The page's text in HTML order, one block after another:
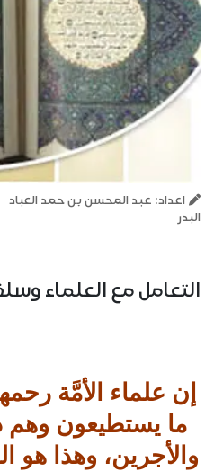
اعداد: عبد المحسن بن حمد العباد
البدر
التعامل مع العلماء
إن علماء الأمَّة
ما يستطيعون وهم
والأجرين، وهذا هو